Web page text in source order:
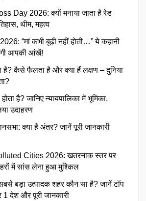
Day 2026: क्यों मनाया जाता है रेड
थीम, महत्व
“मां कभी बूढ़ी नहीं होती…” ये कहानी
आपकी आंखें!
है? कैसे फैलता है और क्या हैं लक्षण – दुनिया
है? जानिए न्यायपालिका में भूमिका,
उदाहरण
क्या है अंतर? जानें पूरी जानकारी
Cities 2026: खतरनाक स्तर पर
में सांस लेना हुआ मुश्किल
बड़ा उत्पादक शहर कौन सा है? जानें टॉप
1 देश और पूरी जानकारी